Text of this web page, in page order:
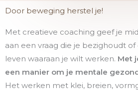
Door beweging herstel je!
Met creatieve coaching geef je
aan een vraag die je bezighoudt
leven waaraan je wilt werken. Met
een manier om je mentale
Het werken met klei, breien,